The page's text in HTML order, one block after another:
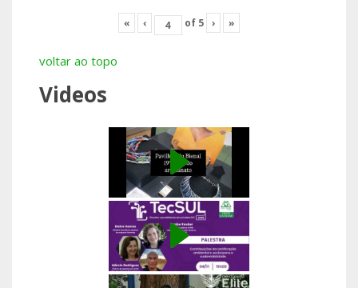
« ‹ of 5 › »
voltar ao topo
Videos